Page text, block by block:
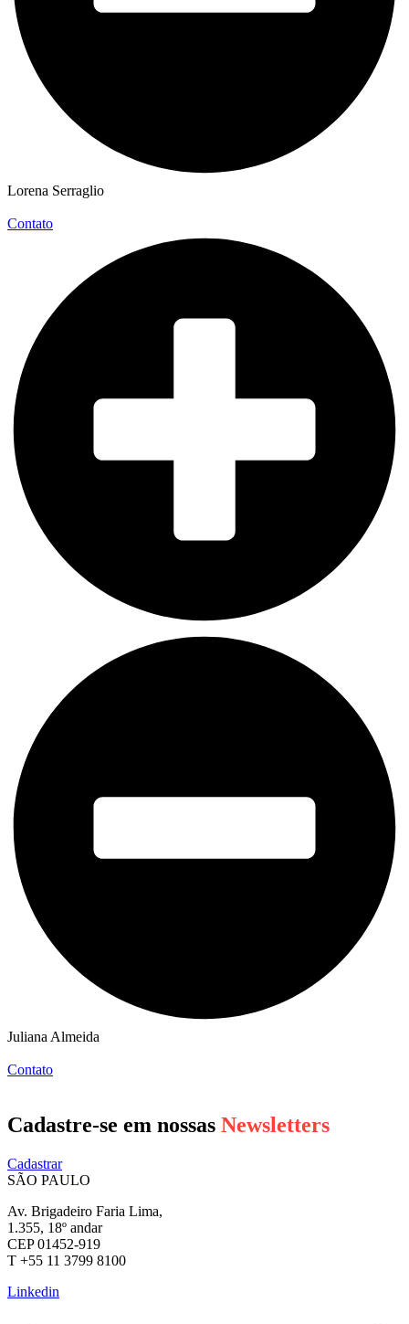
Lorena Serraglio
Contato
Juliana Almeida
Contato
Cadastre-se em nossas Newsletters
Cadastrar
SÃO PAULO
Av. Brigadeiro Faria Lima,
1.355, 18º andar
CEP 01452-919
T +55 11 3799 8100
Linkedin